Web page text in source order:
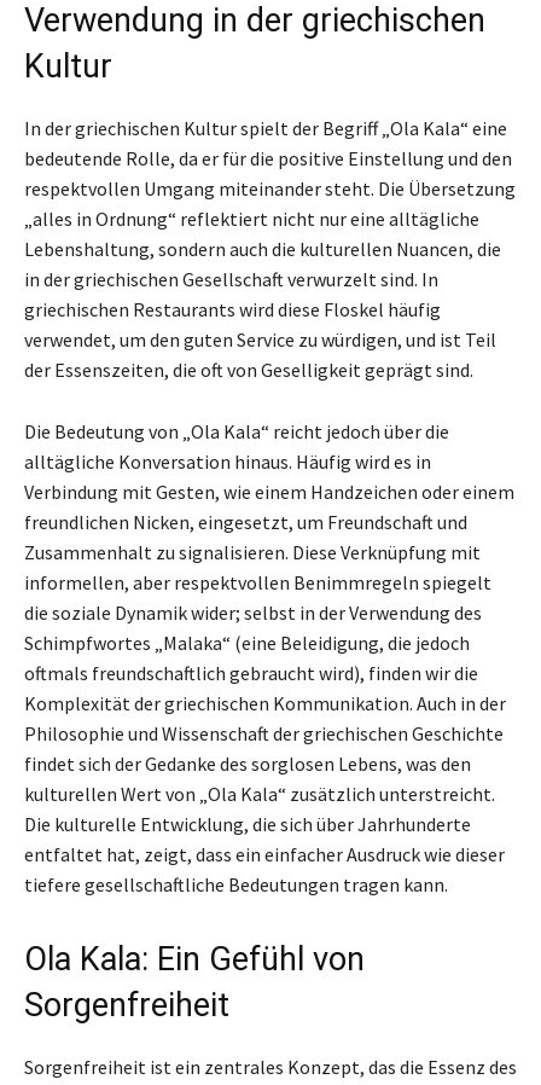
Verwendung in der griechischen
Kultur
In der griechischen Kultur spielt der Begriff „Ola Kala“ eine
bedeutende Rolle, da er für die positive Einstellung und den
respektvollen Umgang miteinander steht. Die Übersetzung
„alles in Ordnung“ reflektiert nicht nur eine alltägliche
Lebenshaltung, sondern auch die kulturellen Nuancen, die
in der griechischen Gesellschaft verwurzelt sind. In
griechischen Restaurants wird diese Floskel häufig
verwendet, um den guten Service zu würdigen, und ist Teil
der Essenszeiten, die oft von Geselligkeit geprägt sind.
Die Bedeutung von „Ola Kala“ reicht jedoch über die
alltägliche Konversation hinaus. Häufig wird es in
Verbindung mit Gesten, wie einem Handzeichen oder einem
freundlichen Nicken, eingesetzt, um Freundschaft und
Zusammenhalt zu signalisieren. Diese Verknüpfung mit
informellen, aber respektvollen Benimmregeln spiegelt
die soziale Dynamik wider; selbst in der Verwendung des
Schimpfwortes „Malaka“ (eine Beleidigung, die jedoch
oftmals freundschaftlich gebraucht wird), finden wir die
Komplexität der griechischen Kommunikation. Auch in der
Philosophie und Wissenschaft der griechischen Geschichte
findet sich der Gedanke des sorglosen Lebens, was den
kulturellen Wert von „Ola Kala“ zusätzlich unterstreicht.
Die kulturelle Entwicklung, die sich über Jahrhunderte
entfaltet hat, zeigt, dass ein einfacher Ausdruck wie dieser
tiefere gesellschaftliche Bedeutungen tragen kann.
Ola Kala: Ein Gefühl von
Sorgenfreiheit
Sorgenfreiheit ist ein zentrales Konzept, das die Essenz des